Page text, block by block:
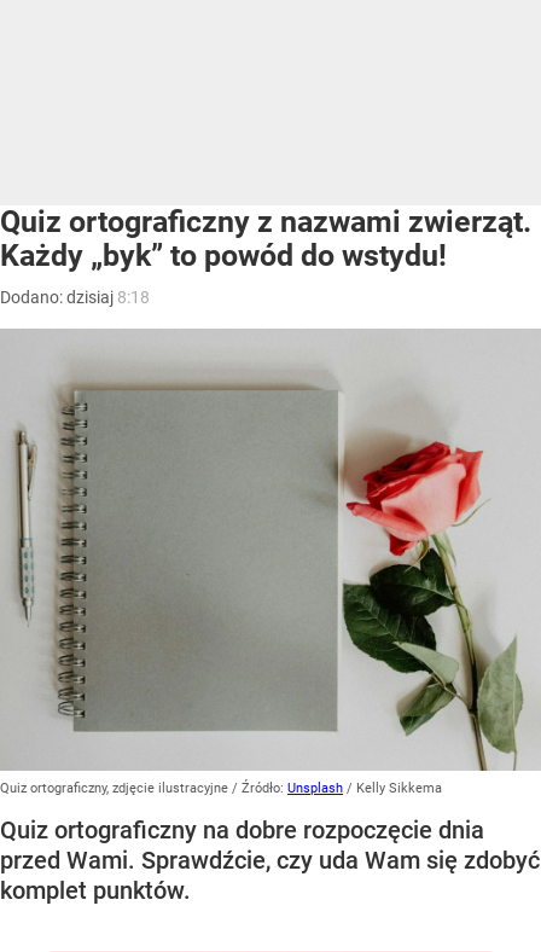
Quiz ortograficzny z nazwami zwierząt.
Każdy „byk” to powód do wstydu!
Dodano:dzisiaj 8:18
Quiz ortograficzny, zdjęcie ilustracyjne / Źródło: Unsplash / Kelly Sikkema
Quiz ortograficzny na dobre rozpoczęcie dnia
przed Wami. Sprawdźcie, czy uda Wam się zdobyć
komplet punktów.